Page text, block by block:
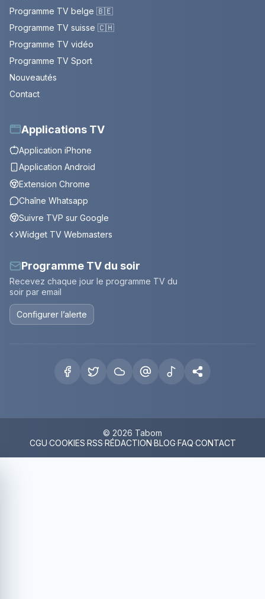
Programme TV belge 🇧🇪
Programme TV suisse 🇨🇭
Programme TV vidéo
Programme TV Sport
Nouveautés
Contact
Applications TV
Application iPhone
Application Android
Extension Chrome
Chaîne Whatsapp
Suivre TVP sur Google
Widget TV Webmasters
Programme TV du soir
Recevez chaque jour le programme TV du
soir par email
Configurer l’alerte
© 2026 Tabom
CGU·COOKIES·RSS·RÉDACTION·BLOG·FAQ·CONTACT